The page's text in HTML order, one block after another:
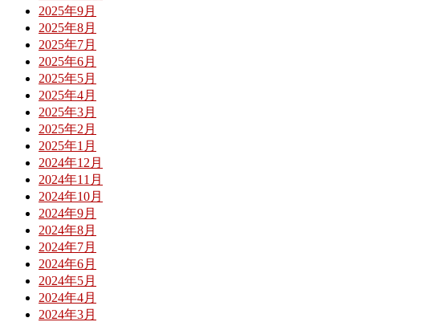
2025年9月
2025年8月
2025年7月
2025年6月
2025年5月
2025年4月
2025年3月
2025年2月
2025年1月
2024年12月
2024年11月
2024年10月
2024年9月
2024年8月
2024年7月
2024年6月
2024年5月
2024年4月
2024年3月